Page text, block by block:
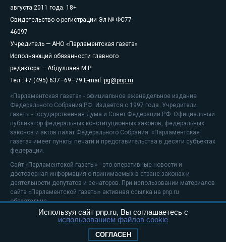
августа 2011 года. 18+
Свидетельство о регистрации Эл № ФС77-
46097
Учредитель — АНО «Парламентская газета»
Исполняющий обязанности главного
редактора — Абдуллаев М.Р.
Тел.: +7 (495) 637–69–79 E-mail: pg@pnp.ru
«Парламентская газета» - официальное еженедельное издание
Федерального Собрания РФ. Издается с 1997 года. Учредители
газеты - Государственная Дума и Совет Федерации РФ. Официальный
публикатор федеральных конституционных законов, федеральных
законов и актов палат Федерального Собрания. «Парламентская
газета» имеет пункты печати и представительства в десяти субъектах
федерации.
Сайт «Парламентской газеты» - это оперативные новости и
достоверная информация о принимаемых в стране законах и
деятельности депутатов и сенаторов. При использовании материалов
сайта «Парламентской газеты» активная ссылка на pnp.ru
обязательна.
На информационном ресурсе применяютсярекомендательные
Положение о защите персональных данных
Используя сайт pnp.ru, Вы соглашаетесь с
использованием файлов cookie
СОГЛАСЕН